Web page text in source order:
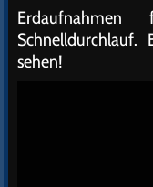
sehen!